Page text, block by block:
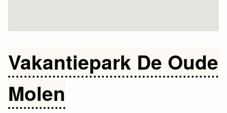
Vakantiepark De Oude
Molen